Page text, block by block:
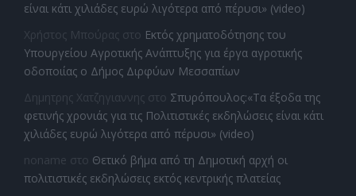
είναι κάτι χιλιάδες ευρώ λιγότερα από πέρυσι» (video)
Χρήστος Μπούρας στο Εκτός χρηματοδότησης του
Υπουργείου Αγροτικής Ανάπτυξης για έργα αγροτικής
οδοποιίας ο Δήμος Διρφύων Μεσσαπίων
Δημητρης Χατζηγιαννης στο Σπυρόπουλος:«Τα έξοδα της
φετινής χρονιάς για τις Πολιτιστικές εκδηλώσεις είναι κάτι
χιλιάδες ευρώ λιγότερα από πέρυσι» (video)
noname στο Θετικό βήμα από τη Δημοτική αρχή οι
πολιτιστικές εκδηλώσεις εκτός κεντρικής πλατείας